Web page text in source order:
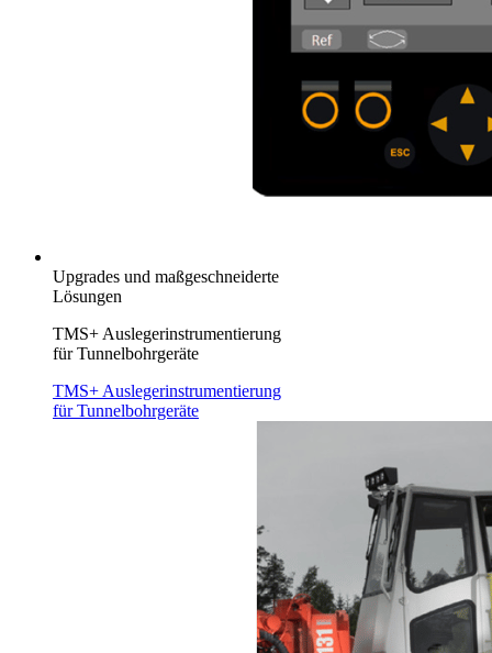
Upgrades und maßgeschneiderte
Lösungen
TMS+ Auslegerinstrumentierung
für Tunnelbohrgeräte
TMS+ Auslegerinstrumentierung
für Tunnelbohrgeräte